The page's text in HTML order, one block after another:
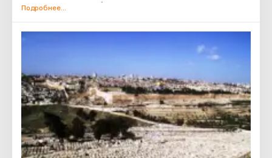
сюжетах этот необыкновенный водоём находит
кирпичей при строительстве Вавилонской башни
использовался состав, приготовленный на основе
компонентов, содержащихся в Мёртвом море.
Использовали их и для укрепления Ноева ковчега. На
берегах Мёртвого моря создана превосходная
курортная зона: гостиницы, санатории, центры
здоровья и красоты, проводящие процедуры с
использованием морской воды и лечебных грязей.